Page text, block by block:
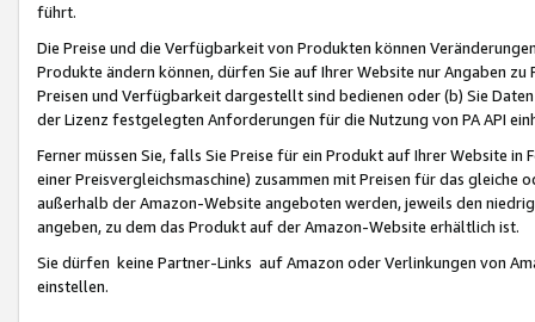
führt.
Die Preise und die Verfügbarkeit von Produkten können
Produkte ändern können, dürfen Sie auf Ihrer Website nur Angaben
Preisen und Verfügbarkeit dargestellt sind bedienen oder (b) Sie
der Lizenz festgelegten Anforderungen für die Nutzung von PA API
Ferner müssen Sie, falls Sie Preise für ein Produkt auf Ihrer Website
einer Preisvergleichsmaschine) zusammen mit Preisen für das
außerhalb der Amazon-Website angeboten werden, jeweils den
angeben, zu dem das Produkt auf der Amazon-Website erhältlich ist.
Sie dürfen keine Partner-Links auf Amazon oder Verlinkungen von
einstellen.